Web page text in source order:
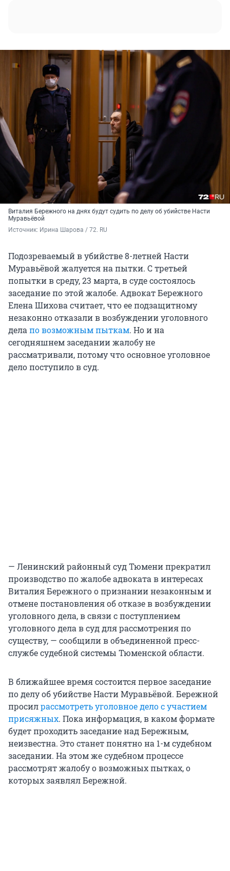
Виталия Бережного на днях будут судить по делу об убийстве Насти
Муравьёвой
Источник: Ирина Шарова / 72. RU
Подозреваемый в убийстве 8-летней Насти
Муравьёвой жалуется на пытки. С третьей
попытки в среду, 23 марта, в суде состоялось
заседание по этой жалобе. Адвокат Бережного
Елена Шихова считает, что ее подзащитному
незаконно отказали в возбуждении уголовного
делапо возможным пыткам. Но и на
сегодняшнем заседании жалобу не
рассматривали, потому что основное уголовное
дело поступило в суд.
— Ленинский районный суд Тюмени прекратил
производство по жалобе адвоката в интересах
Виталия Бережного о признании незаконным и
отмене постановления об отказе в возбуждении
уголовного дела, в связи с поступлением
уголовного дела в суд для рассмотрения по
существу, — сообщили в объединенной пресс-
службе судебной системы Тюменской области.
В ближайшее время состоится первое заседание
по делу об убийстве Насти Муравьёвой. Бережной
просилрассмотреть уголовное дело с участием
присяжных. Пока информация, в каком формате
будет проходить заседание над Бережным,
неизвестна. Это станет понятно на 1-м судебном
заседании. На этом же судебном процессе
рассмотрят жалобу о возможных пытках, о
которых заявлял Бережной.